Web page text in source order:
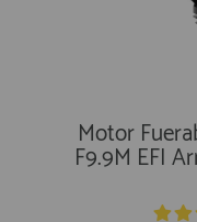
Motor
F9.9M EFI